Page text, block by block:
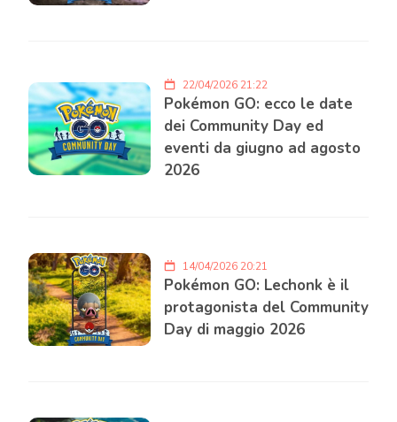
22/04/2026 21:22
Pokémon GO: ecco le date
dei Community Day ed
eventi da giugno ad agosto
2026
14/04/2026 20:21
Pokémon GO: Lechonk è il
protagonista del Community
Day di maggio 2026